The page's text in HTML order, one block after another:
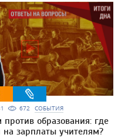
672 СОБЫТИЯ
против образования: где
на зарплаты учителям?